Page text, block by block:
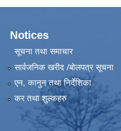
Notices
सूचना तथा समाचार
सार्वजनिक खरीद /बोलपत्र सूचना
एन, कानुन तथा निर्देशिका
कर तथा शुल्कहरु